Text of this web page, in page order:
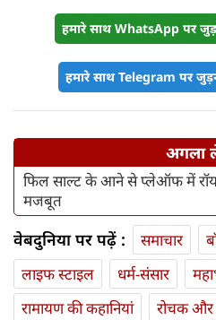
हमारे साथ WhatsApp पर
हमारे साथ Telegram पर
अगला
फिल साल्ट के आने से प्लेऑफ में
मजबूत
वेबदुनिया पर पढ़ें : समाचार
लाइफ स्‍टाइल
धर्म-संसार
रामायण की कहानियां
रोचक और